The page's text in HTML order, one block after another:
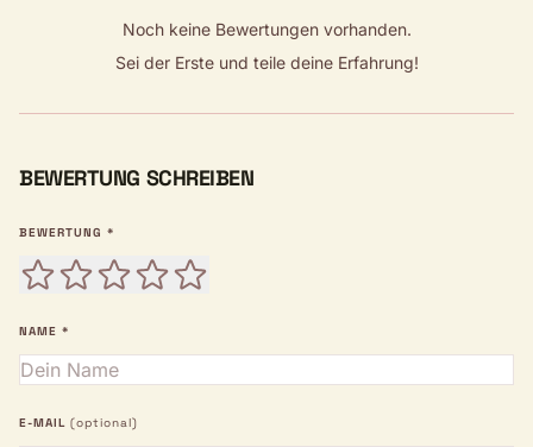
Noch keine Bewertungen vorhanden.
Sei der Erste und teile deine Erfahrung!
BEWERTUNG SCHREIBEN
BEWERTUNG *
NAME *
E-MAIL (optional)